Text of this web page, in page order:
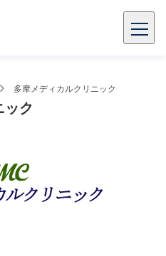
多摩メディカルクリニック
ク